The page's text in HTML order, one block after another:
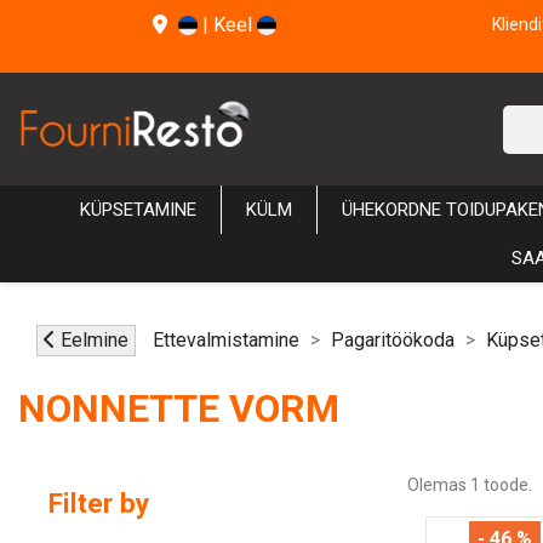
| Keel
KÜPSETAMINE KÜLM ÜHEKORDNE
Eelmine Ettevalmistamine Pagaritöökoda
NONNETTE VORM
Filter by
Olemas 1 toode.